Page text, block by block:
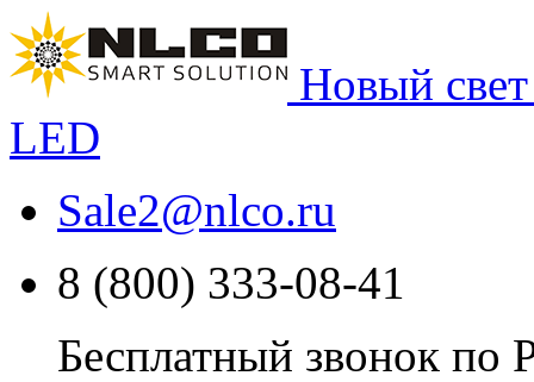
Новый
LED
Sale2@nlco.ru
8 (800) 333-08-41
Бесплатный звонок по